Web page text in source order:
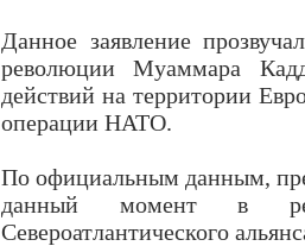
Данное заявление
революции Муаммара
действий на территории
операции НАТО.
По официальным данным,
данный момент в
Североатлантического